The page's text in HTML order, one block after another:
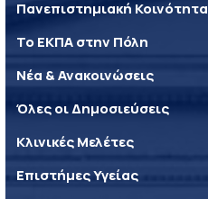
Πανεπιστημιακή Κοινότητα
Το ΕΚΠΑ στην Πόλη
Νέα & Ανακοινώσεις
Όλες οι Δημοσιεύσεις
Κλινικές Μελέτες
Επιστήμες Υγείας